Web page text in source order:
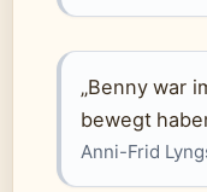
„Benny war
bewegt
Anni-Frid